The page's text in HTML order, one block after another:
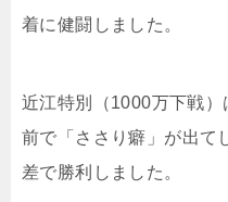
着に健闘しました。
近江特別（1000万下戦
前で「ささり癖」が出て
差で勝利しました。